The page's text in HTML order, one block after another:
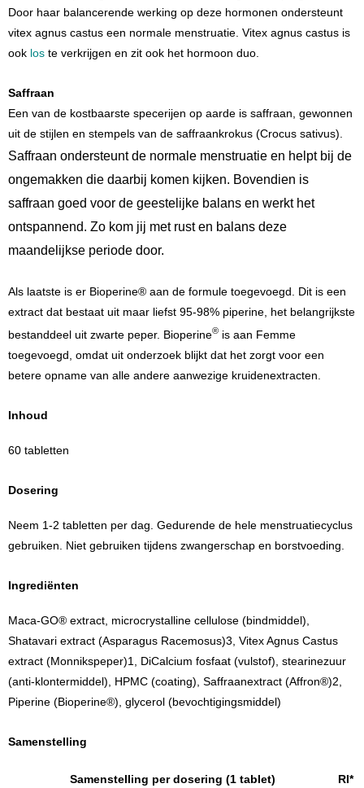
Door haar balancerende werking op deze hormonen ondersteunt
vitex agnus castus een normale menstruatie. Vitex agnus castus is
ook los te verkrijgen en zit ook het hormoon duo.
Saffraan
Een van de kostbaarste specerijen op aarde is saffraan, gewonnen
uit de stijlen en stempels van de saffraankrokus (Crocus sativus).
Saffraan ondersteunt de normale menstruatie en helpt bij de
ongemakken die daarbij komen kijken. Bovendien is
saffraan goed voor de geestelijke balans en werkt het
ontspannend. Zo kom jij met rust en balans deze
maandelijkse periode door.
Als laatste is er Bioperine® aan de formule toegevoegd. Dit is een
extract dat bestaat uit maar liefst 95-98% piperine, het belangrijkste
bestanddeel uit zwarte peper. Bioperine® is aan Femme
toegevoegd, omdat uit onderzoek blijkt dat het zorgt voor een
betere opname van alle andere aanwezige kruidenextracten.
Inhoud
60 tabletten
Dosering
Neem 1-2 tabletten per dag. Gedurende de hele menstruatiecyclus
gebruiken. Niet gebruiken tijdens zwangerschap en borstvoeding.
Ingrediënten
Maca-GO® extract, microcrystalline cellulose (bindmiddel),
Shatavari extract (Asparagus Racemosus)3, Vitex Agnus Castus
extract (Monnikspeper)1, DiCalcium fosfaat (vulstof), stearinezuur
(anti-klontermiddel), HPMC (coating), Saffraanextract (Affron®)2,
Piperine (Bioperine®), glycerol (bevochtigingsmiddel)
Samenstelling
Samenstelling per dosering (1 tablet) RI*